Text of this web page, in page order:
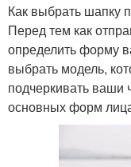
Как выбрать шапку
Перед тем как
определить форму
выбрать модель,
подчеркивать ваши
основных форм